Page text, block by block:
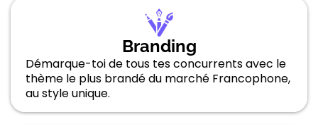
Branding
Démarque-toi de tous tes concurrents avec le
thème le plus brandé du marché Francophone,
au style unique.